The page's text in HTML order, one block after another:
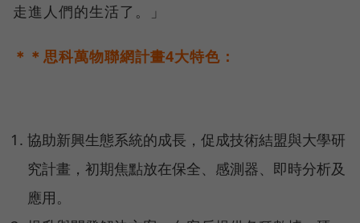
走進人們的生活了。」
＊＊思科萬物聯網計畫4大特色：
協助新興生態系統的成長，促成技術結盟與大學研
究計畫，初期焦點放在保全、感測器、即時分析及
應用。